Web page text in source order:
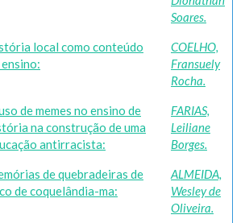
Soares.
local como conteúdo
COELHO,
Fransuely
Rocha.
de memes no ensino de
na construção de uma
antirracista:
FARIAS,
Leiliane
Borges.
de quebradeiras de
de coquelândia-ma:
ALMEIDA,
Wesley de
Oliveira.